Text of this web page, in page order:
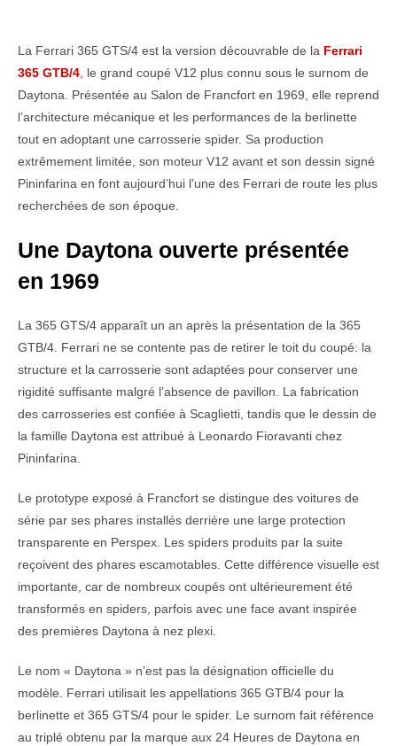
La Ferrari 365 GTS/4 est la version découvrable de la Ferrari
365 GTB/4 , le grand coupé V12 plus connu sous le surnom de
Daytona. Présentée au Salon de Francfort en 1969, elle reprend
l’architecture mécanique et les performances de la berlinette
tout en adoptant une carrosserie spider. Sa production
extrêmement limitée, son moteur V12 avant et son dessin signé
Pininfarina en font aujourd’hui l’une des Ferrari de route les plus
recherchées de son époque.
Une Daytona ouverte présentée
en 1969
La 365 GTS/4 apparaît un an après la présentation de la 365
GTB/4. Ferrari ne se contente pas de retirer le toit du coupé: la
structure et la carrosserie sont adaptées pour conserver une
rigidité suffisante malgré l’absence de pavillon. La fabrication
des carrosseries est confiée à Scaglietti, tandis que le dessin de
la famille Daytona est attribué à Leonardo Fioravanti chez
Pininfarina.
Le prototype exposé à Francfort se distingue des voitures de
série par ses phares installés derrière une large protection
transparente en Perspex. Les spiders produits par la suite
reçoivent des phares escamotables. Cette différence visuelle est
importante, car de nombreux coupés ont ultérieurement été
transformés en spiders, parfois avec une face avant inspirée
des premières Daytona à nez plexi.
Le nom « Daytona » n’est pas la désignation officielle du
modèle. Ferrari utilisait les appellations 365 GTB/4 pour la
berlinette et 365 GTS/4 pour le spider. Le surnom fait référence
au triplé obtenu par la marque aux 24 Heures de Daytona en